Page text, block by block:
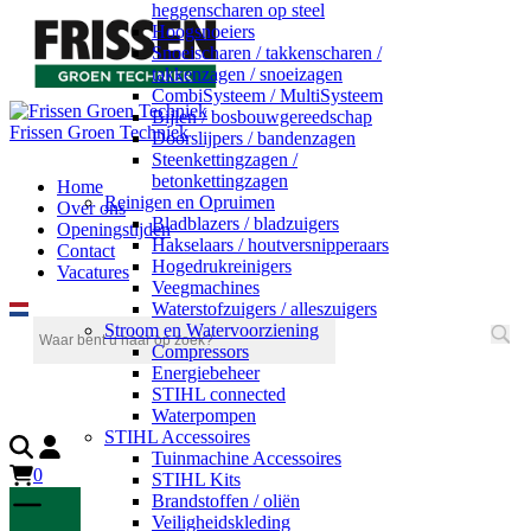
Frissen Groen Techniek
Home
Over ons
Openingstijden
Contact
Vacatures
heggenscharen op steel
Hoogsnoeiers
Snoeischaren / takkenscharen /
takkenzagen / snoeizagen
CombiSysteem / MultiSysteem
Bijlen / bosbouwgereedschap
Doorslijpers / bandenzagen
Steenkettingzagen /
betonkettingzagen
Reinigen en Opruimen
Bladblazers / bladzuigers
Hakselaars / houtversnipperaars
Hogedrukreinigers
Veegmachines
Waterstofzuigers / alleszuigers
Stroom en Watervoorziening
Compressors
Energiebeheer
STIHL connected
Waterpompen
STIHL Accessoires
Tuinmachine Accessoires
STIHL Kits
Brandstoffen / oliën
Veiligheidskleding
0